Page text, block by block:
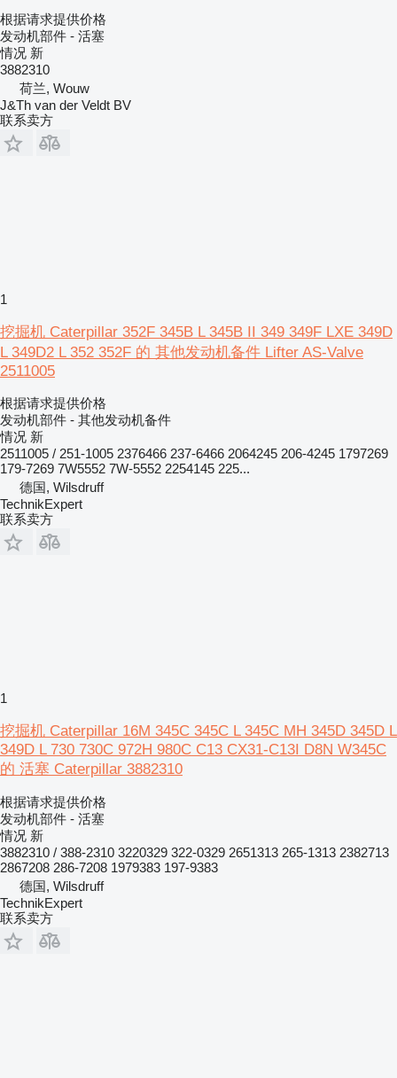
根据请求提供价格
发动机部件 - 活塞
情况 新
3882310
荷兰, Wouw
J&Th van der Veldt BV
联系卖方
1
挖掘机 Caterpillar 352F 345B L 345B II 349 349F LXE 349D
L 349D2 L 352 352F 的 其他发动机备件 Lifter AS-Valve
2511005
根据请求提供价格
发动机部件 - 其他发动机备件
情况 新
2511005 / 251-1005 2376466 237-6466 2064245 206-4245 1797269
179-7269 7W5552 7W-5552 2254145 225...
德国, Wilsdruff
TechnikExpert
联系卖方
1
挖掘机 Caterpillar 16M 345C 345C L 345C MH 345D 345D L
349D L 730 730C 972H 980C C13 CX31-C13I D8N W345C
的 活塞 Caterpillar 3882310
根据请求提供价格
发动机部件 - 活塞
情况 新
3882310 / 388-2310 3220329 322-0329 2651313 265-1313 2382713
2867208 286-7208 1979383 197-9383
德国, Wilsdruff
TechnikExpert
联系卖方